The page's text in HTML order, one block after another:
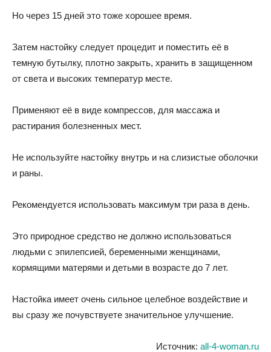
Но через 15 дней это тоже хорошее время.
Затем настойку следует процедит и поместить её в
темную бутылку, плотно закрыть, хранить в защищенном
от света и высоких температур месте.
Применяют её в виде компрессов, для массажа и
растирания болезненных мест.
Не используйте настойку внутрь и на слизистые оболочки
и раны.
Рекомендуется использовать максимум три раза в день.
Это природное средство не должно использоваться
людьми с эпилепсией, беременными женщинами,
кормящими матерями и детьми в возрасте до 7 лет.
Настойка имеет очень сильное целебное воздействие и
вы сразу же почувствуете значительное улучшение.
Источник: all-4-woman.ru